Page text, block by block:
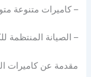
– كاميرات متنوعة
– الصيانة المنتظمة
مقدمة عن كاميرات